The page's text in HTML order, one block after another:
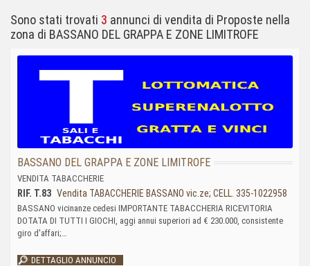
Contatti
Sono stati trovati 3 annunci di vendita di Proposte nella
zona di BASSANO DEL GRAPPA E ZONE LIMITROFE
BASSANO DEL GRAPPA E ZONE LIMITROFE
VENDITA TABACCHERIE
RIF. T.83 Vendita TABACCHERIE BASSANO vic.ze; CELL. 335-1022958
BASSANO vicinanze cedesi IMPORTANTE TABACCHERIA RICEVITORIA
DOTATA DI TUTTI I GIOCHI, aggi annui superiori ad € 230.000, consistente
giro d'affari;…
DETTAGLIO ANNUNCIO